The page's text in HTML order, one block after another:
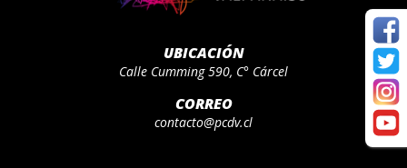
UBICACIÓN
Calle Cumming 590, C° Cárcel
CORREO
contacto@pcdv.cl